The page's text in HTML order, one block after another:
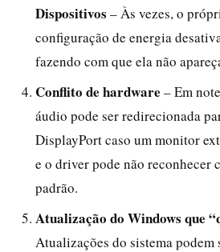
Dispositivos – Às vezes, o
configuração de energia
fazendo com que ela não
Conflito de hardware – Em
áudio pode ser redirecionada
DisplayPort caso um monitor
e o driver pode não reconhecer
padrão.
Atualização do Windows que
Atualizações do sistema